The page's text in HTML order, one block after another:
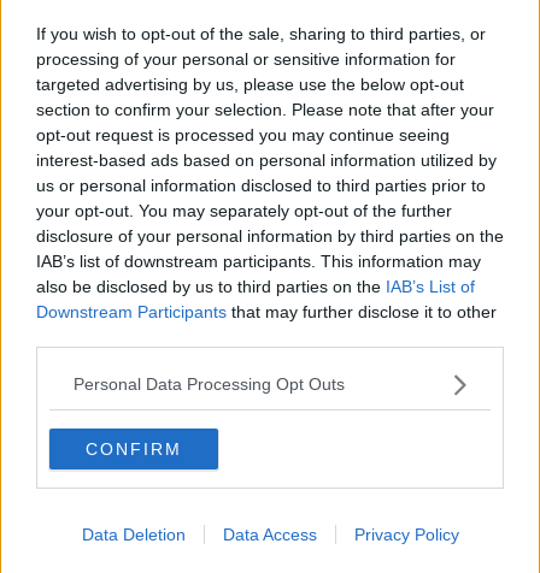
If you wish to opt-out of the sale, sharing to third parties, or
processing of your personal or sensitive information for
targeted advertising by us, please use the below opt-out
section to confirm your selection. Please note that after your
opt-out request is processed you may continue seeing
interest-based ads based on personal information utilized by
us or personal information disclosed to third parties prior to
your opt-out. You may separately opt-out of the further
disclosure of your personal information by third parties on the
IAB’s list of downstream participants. This information may
also be disclosed by us to third parties on the IAB’s List of
Downstream Participants that may further disclose it to other
Personal Data Processing Opt Outs
CONFIRM
Data Deletion Data Access Privacy Policy
Desmond Tutu "la voce dei senza voce"
Natale da incubo per Boris Johnson
La questione Ucraina
Cipro, un ponte dove si mischiano le culture
Una vigilia di Natale per un nuovo Rais
La questione israelo-palestinese ignorata dal G20
Erdogan continua a sfidare l'Occidente
Libano, collasso economico e guerra civile
Johnson, da Trump a Biden alla Brexit
L'AUKUS e il Quad
Biden, primo presidente USA non in guerra
Papa Bergoglio vedrà Viktor Orbán
Bennet, un giorno in attesa di Biden
Il ritorno dei talebani
Sudafrica, è allarme alimentare
Usa di nuovo al centro della geopolitica internazionale
L’appuntamento di Israele con il cambiamento
La farsa delle elezioni in Siria
In Medioriente non ci sono favole, solo realtà
Niente di nuovo in Medioriente